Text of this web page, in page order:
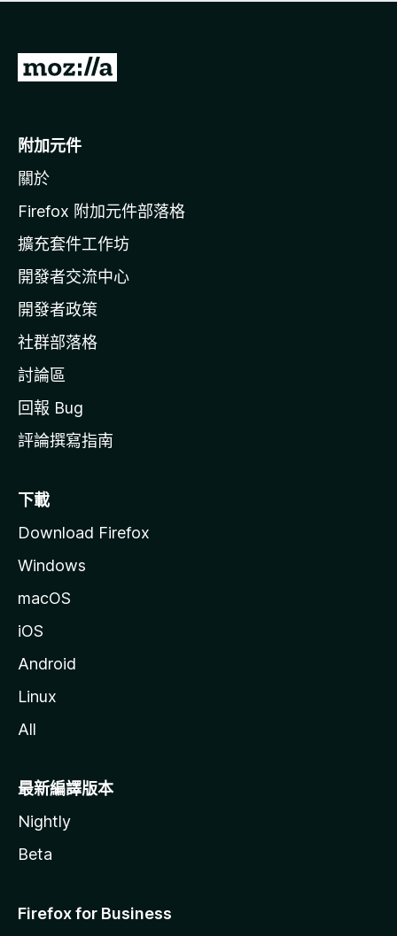
有
前
o
i
l
a
官
網
附加元件
關於
Firefox 附加元件部落格
擴充套件工作坊
開發者交流中心
開發者政策
社群部落格
討論區
回報 Bug
評論撰寫指南
下載
Download Firefox
Windows
macOS
iOS
Android
Linux
All
最新編譯版本
Nightly
Beta
Firefox for Business